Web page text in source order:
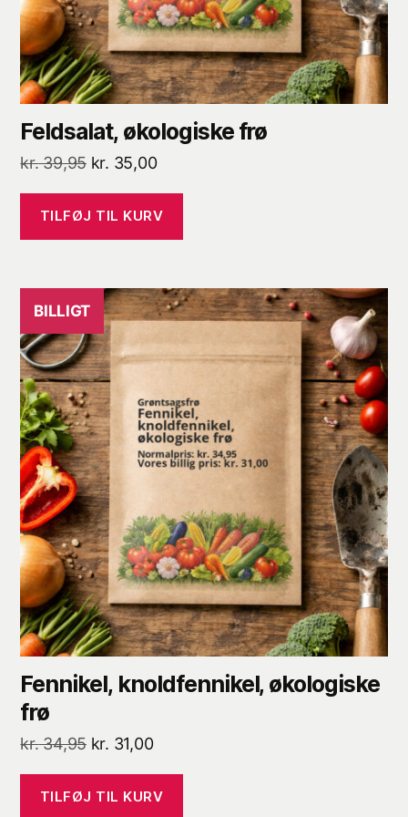
Feldsalat, økologiske frø
kr.39,95 Den
pris
var:
kr. 35,00Den
pris
er:
TILFØJ TIL KURV
BILLIGT
Fennikel, knoldfennikel, økologiske
frø
kr.34,95 Den
pris
kr. 31,00Den
pris
TILFØJ TIL KURV